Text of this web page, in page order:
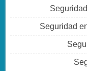
Seguridad